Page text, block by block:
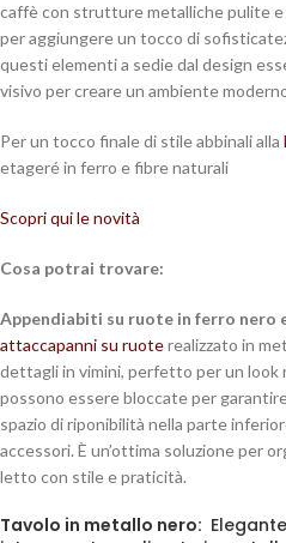
caffè con strutture metalliche pulite
per aggiungere un tocco di
questi elementi a sedie dal design
visivo per creare un ambiente
Per un tocco finale di stile abbinali alla
etageré in ferro e fibre naturali
Scopri qui le novità
Cosa potrai trovare:
Appendiabiti su ruote in ferro nero
attaccapanni su ruoterealizzato in
dettagli in vimini, perfetto per un look
possono essere bloccate per
spazio di riponibilità nella parte
accessori. È un’ottima soluzione per
letto con stile e praticità.
Tavolo in metallo nero: